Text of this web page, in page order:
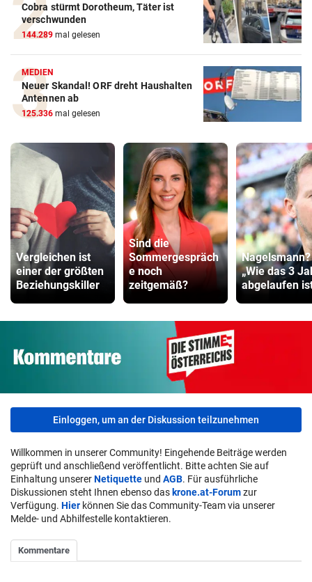
Cobra stürmt Dorotheum, Täter ist
verschwunden
144.289 mal gelesen
MEDIEN
Neuer Skandal! ORF dreht Haushalten
Antennen ab
125.336 mal gelesen
Vergleichen ist
einer der größten
Beziehungskiller
Sind die
Sommergespräch
e noch
zeitgemäß?
Nagelsmann?
„Wie das 3
abgelaufen
Einloggen, um an der Diskussion teilzunehmen
Willkommen in unserer Community! Eingehende Beiträge werden
geprüft und anschließend veröffentlicht. Bitte achten Sie auf
Einhaltung unsererNetiquette und AGB. Für ausführliche
Diskussionen steht Ihnen ebenso daskrone.at-Forumzur
Verfügung. Hier können Sie das Community-Team via unserer
Melde- und Abhilfestelle kontaktieren.